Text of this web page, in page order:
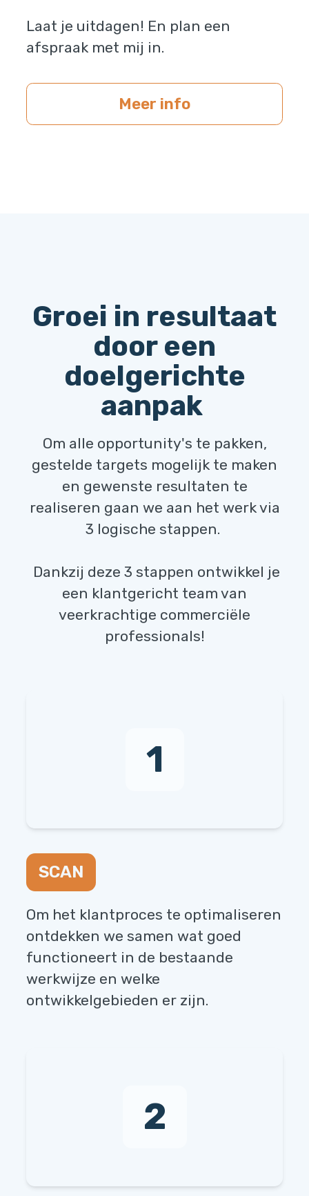
Laat je uitdagen! En plan een
afspraak met mij in.
Meer info
Groei in resultaat
door een
doelgerichte
aanpak
Om alle opportunity's te pakken,
gestelde targets mogelijk te maken
en gewenste resultaten te
realiseren gaan we aan het werk via
3 logische stappen.
Dankzij deze 3 stappen ontwikkel je
een klantgericht team van
veerkrachtige commerciële
professionals!
1
SCAN
Om het klantproces te optimaliseren
ontdekken we samen wat goed
functioneert in de bestaande
werkwijze en welke
ontwikkelgebieden er zijn.
2